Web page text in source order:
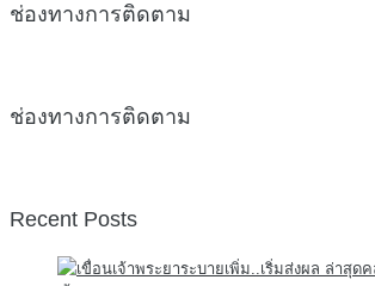
ช่องทางการติดตาม
ช่องทางการติดตาม
Recent Posts